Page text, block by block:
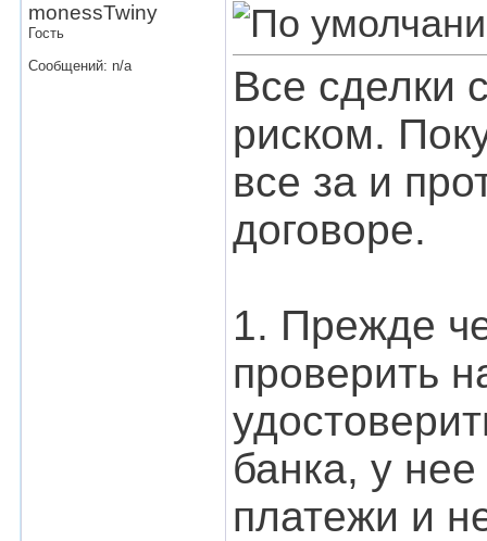
monessTwiny
Гость
Сообщений: n/a
Все сделки
риском.
все за и
договоре.
1. Прежде
проверить
банка, у
платежи и